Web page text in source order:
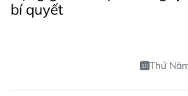
bí quyết
Thứ